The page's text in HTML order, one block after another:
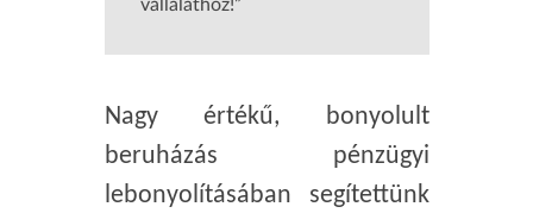
vállalathoz!”
Nagy értékű, bonyolult
beruházás pénzügyi
lebonyolításában segítettünk